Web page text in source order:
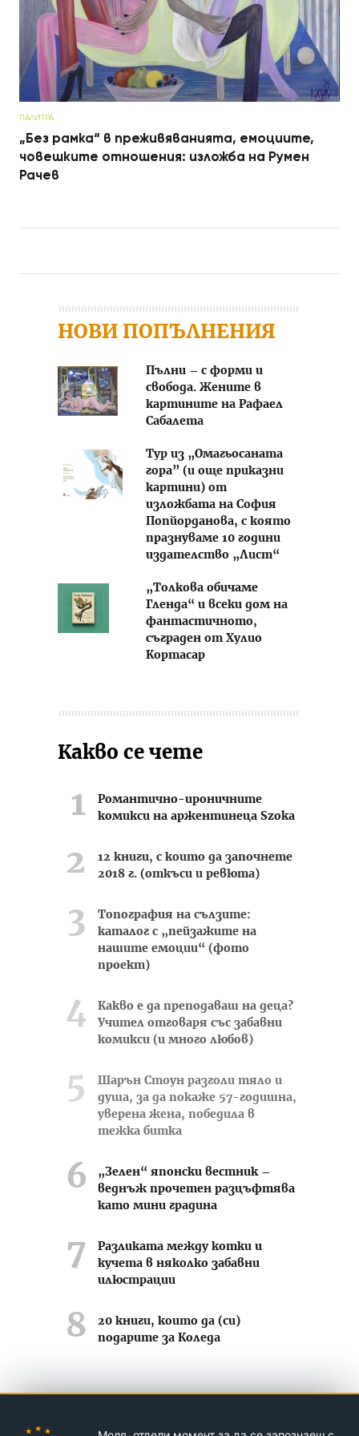
ПАЛИТРА
„Без рамка“ в преживяванията, емоциите,
човешките отношения: изложба на Румен
Рачев
НОВИ ПОПЪЛНЕНИЯ
Пълни – с форми и
свобода. Жените в
картините на Рафаел
Сабалета
Тур из „Омагьосаната
гора” (и още приказни
картини) от
изложбата на София
Попйорданова, с която
празнуваме 10 години
издателство „Лист“
„Толкова обичаме
Гленда“ и всеки дом на
фантастичното,
съграден от Хулио
Кортасар
Какво се чете
Романтично-ироничните
комикси на аржентинеца Szoka
12 книги, с които да започнете
2018 г. (откъси и ревюта)
Топография на сълзите:
каталог с „пейзажите на
нашите емоции“ (фото
проект)
Какво е да преподаваш на деца?
Учител отговаря със забавни
комикси (и много любов)
Шарън Стоун разголи тяло и
душа, за да покаже 57-годишна,
уверена жена, победила в
тежка битка
„Зелен“ японски вестник –
веднъж прочетен разцъфтява
като мини градина
Разликата между котки и
кучета в няколко забавни
илюстрации
20 книги, които да (си)
подарите за Коледа